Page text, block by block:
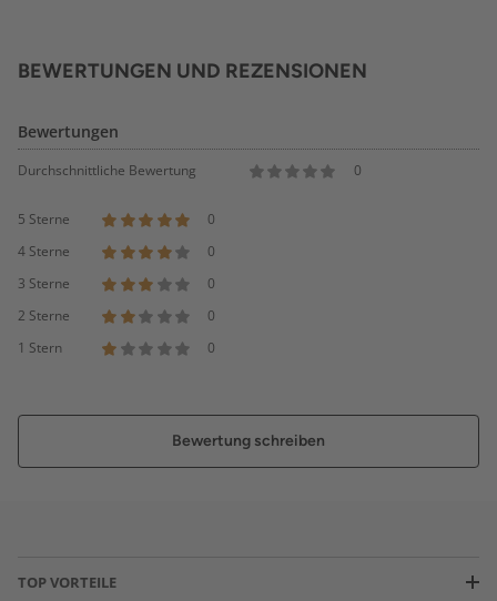
BEWERTUNGEN UND REZENSIONEN
Bewertungen
Durchschnittliche Bewertung 0
5 Sterne
0
4 Sterne
0
3 Sterne
0
2 Sterne
0
1 Stern
0
Bewertung schreiben
TOP VORTEILE